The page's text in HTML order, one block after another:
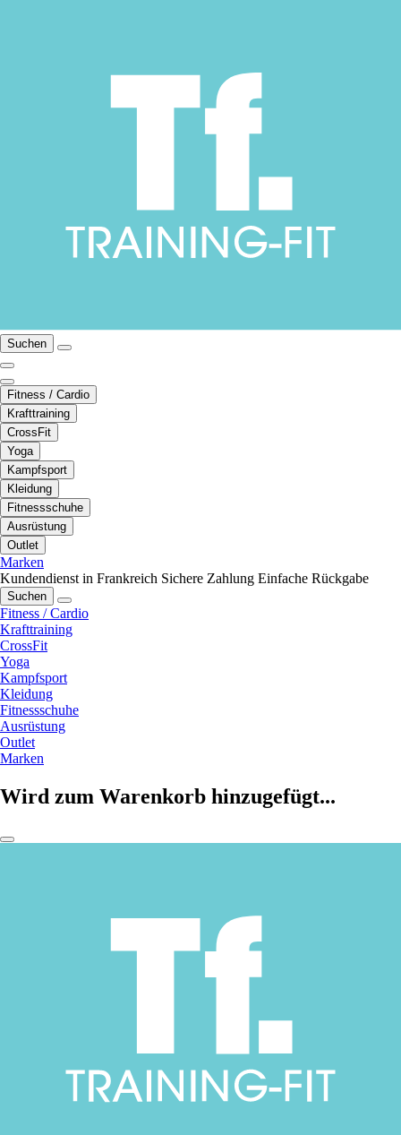
Suchen
Fitness / Cardio
Krafttraining
CrossFit
Yoga
Kampfsport
Kleidung
Fitnessschuhe
Ausrüstung
Outlet
Marken
Kundendienst in Frankreich Sichere Zahlung Einfache Rückgabe
Suchen
Fitness / Cardio
Krafttraining
CrossFit
Yoga
Kampfsport
Kleidung
Fitnessschuhe
Ausrüstung
Outlet
Marken
Wird zum Warenkorb hinzugefügt...